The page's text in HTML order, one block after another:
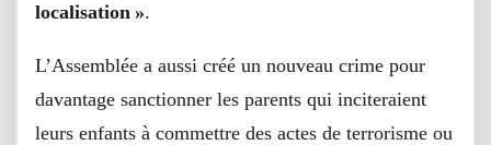
localisation ».
L’Assemblée a aussi créé un nouveau crime pour
davantage sanctionner les parents qui inciteraient
leurs enfants à commettre des actes de terrorisme ou